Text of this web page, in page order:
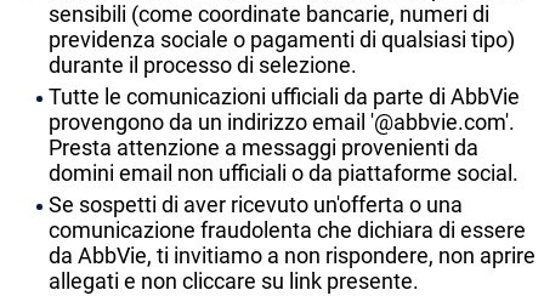
sensibili (come coordinate bancarie, numeri di
previdenza sociale o pagamenti di qualsiasi tipo)
durante il processo di selezione.
Tutte le comunicazioni ufficiali da parte di AbbVie
provengono da un indirizzo email '@abbvie.com'.
Presta attenzione a messaggi provenienti da
domini email non ufficiali o da piattaforme social.
Se sospetti di aver ricevuto un'offerta o una
comunicazione fraudolenta che dichiara di essere
da AbbVie, ti invitiamo a non rispondere, non aprire
allegati e non cliccare su link presente.